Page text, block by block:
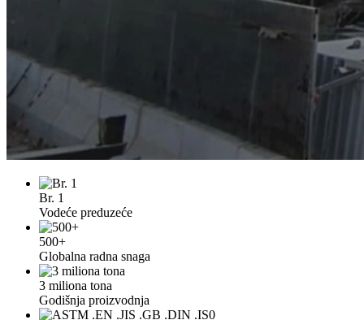
Br. 1
Vodeće preduzeće
500+
Globalna radna snaga
3 miliona tona
Godišnja proizvodnja